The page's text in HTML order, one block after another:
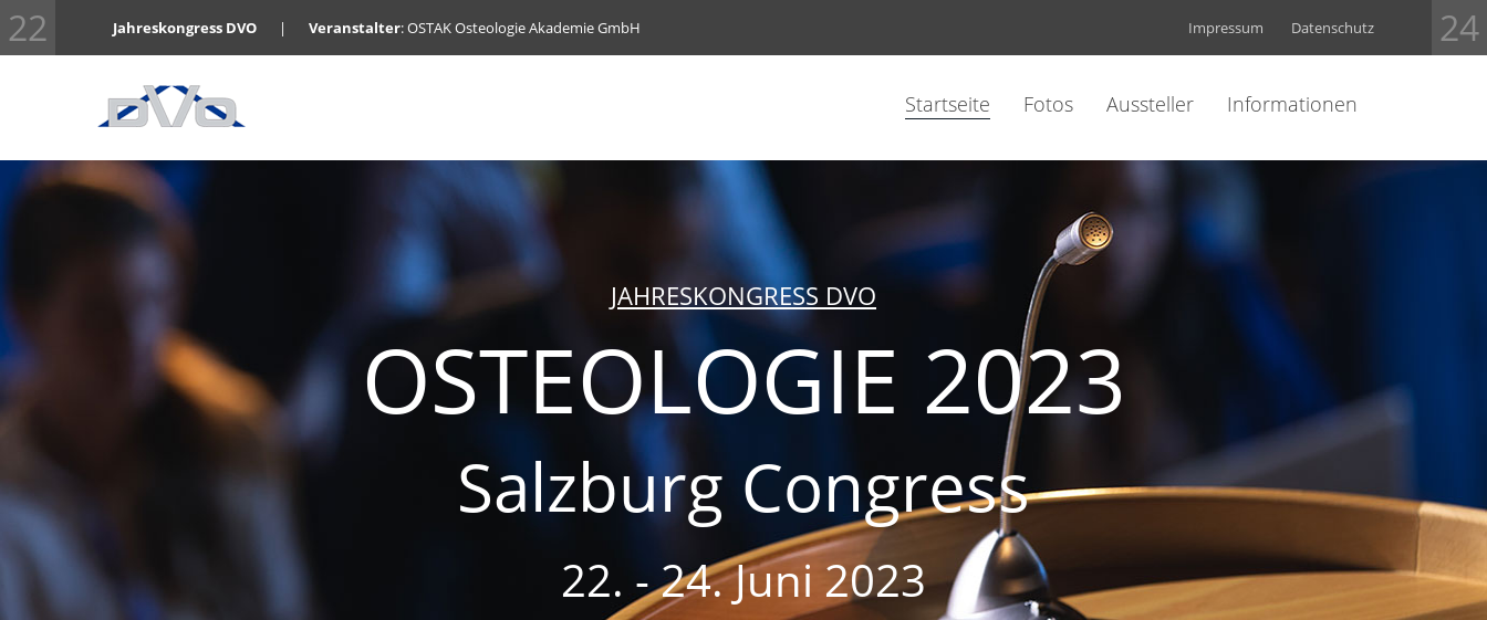
Jahreskongress DVO | Veranstalter: OSTAK Osteologie Akademie GmbH Impressum Datenschutz
Startseite Fotos Aussteller Informationen
JAHRESKONGRESS DVO
OSTEOLOGIE 2023
Salzburg Congress
22. - 24. Juni 2023
22 24